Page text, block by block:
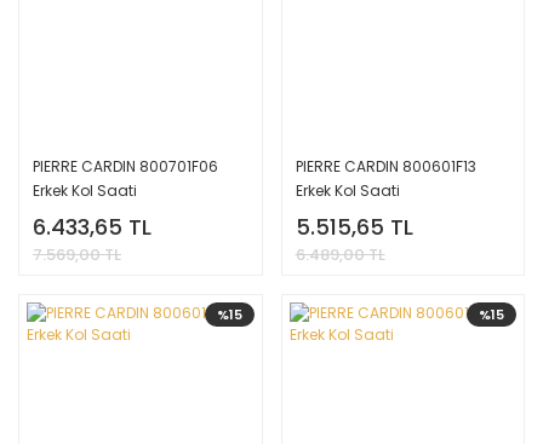
PIERRE CARDIN 800701F06
Erkek Kol Saati
6.433,65 TL
7.569,00 TL
PIERRE CARDIN 800601F13
Erkek Kol Saati
5.515,65 TL
6.489,00 TL
%15 %15